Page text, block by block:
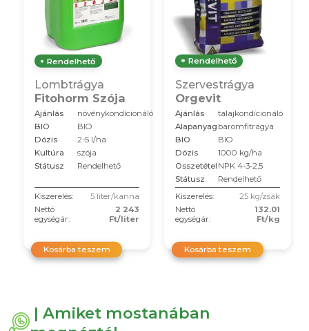
Rendelhető
Lombtrágya
Fitohorm Szója
Ajánlás
növénykondícionáló
BIO
BIO
Dózis
2-5 l/ha
Kultúra
szója
Státusz
Rendelhető
Kiszerelés:
5 liter/kanna
Nettó
egységár:
2 243
Ft/liter
Kosárba teszem
Rendelhető
Szervestrágya
Orgevit
Ajánlás
talajkondícionáló
Alapanyag baromfitrágya
BIO
BIO
Dózis
1000 kg/ha
Összetétel NPK 4-3-2,5
Státusz
Rendelhető
Kiszerelés:
25 kg/zsák
Nettó
egységár:
132.01
Ft/kg
Kosárba teszem
| Amiket mostanában